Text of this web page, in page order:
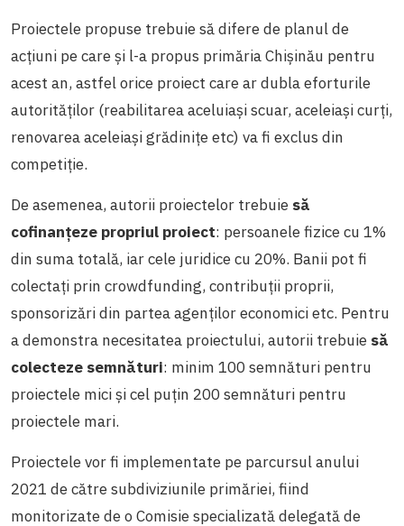
Proiectele propuse trebuie să difere de planul de
acțiuni pe care și l-a propus primăria Chișinău pentru
acest an, astfel orice proiect care ar dubla eforturile
autorităților (reabilitarea aceluiași scuar, aceleiași curți,
renovarea aceleiași grădinițe etc) va fi exclus din
competiție.
De asemenea, autorii proiectelor trebuie să
cofinanțeze propriul proiect: persoanele fizice cu 1%
din suma totală, iar cele juridice cu 20%. Banii pot fi
colectați prin crowdfunding, contribuții proprii,
sponsorizări din partea agenților economici etc. Pentru
a demonstra necesitatea proiectului, autorii trebuie să
colecteze semnături: minim 100 semnături pentru
proiectele mici și cel puțin 200 semnături pentru
proiectele mari.
Proiectele vor fi implementate pe parcursul anului
2021 de către subdiviziunile primăriei, fiind
monitorizate de o Comisie specializată delegată de